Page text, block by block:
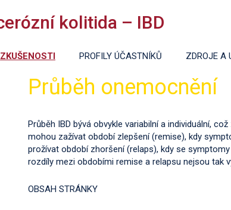
kolitida – IBD
ZKUŠENOSTI PROFILY ÚČASTNÍKŮ ZDROJE A
Průběh onemocnění
Průběh IBD bývá obvykle variabilní a individuální,
mohou zažívat období zlepšení (remise), kdy
prožívat období zhoršení (relaps), kdy se
rozdíly mezi obdobími remise a relapsu nejsou tak
OBSAH STRÁNKY